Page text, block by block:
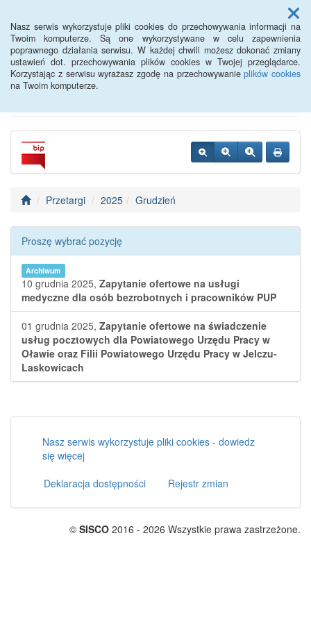
Nasz serwis wykorzystuje pliki cookies do przechowywania informacji na
Twoim komputerze. Są one wykorzystywane w celu zapewnienia
poprawnego działania serwisu. W każdej chwili możesz dokonać zmiany
ustawień dot. przechowywania plików cookies w Twojej przeglądarce.
Korzystając z serwisu wyrażasz zgodę na przechowywanieplików cookies
na Twoim komputerze.
Menu
Powiatowy Urząd Pracy w
Oławie
Przetargi 2025 Grudzień
Proszę wybrać pozycję
Archiwum
10 grudnia 2025, Zapytanie ofertowe na usługi
medyczne dla osób bezrobotnych i pracowników PUP
01 grudnia 2025, Zapytanie ofertowe na świadczenie
usług pocztowych dla Powiatowego Urzędu Pracy w
Oławie oraz Filii Powiatowego Urzędu Pracy w Jelczu-
Laskowicach
Nasz serwis wykorzystuje pliki cookies - dowiedz
się więcej
Deklaracja dostępności
Rejestr zmian
© SISCO 2016 - 2026 Wszystkie prawa zastrzeżone.